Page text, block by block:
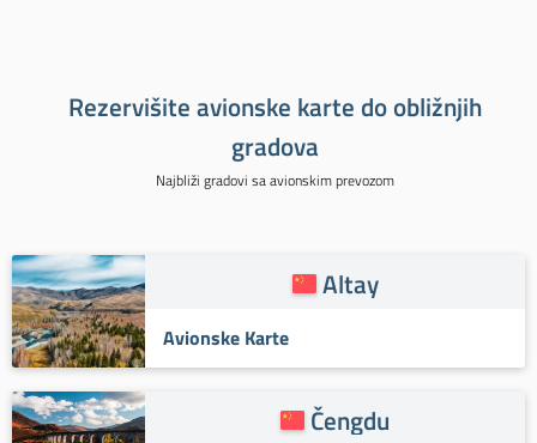
Rezervišite avionske karte do obližnjih
gradova
Najbliži gradovi sa avionskim prevozom
Altay
Avionske Karte
Čengdu